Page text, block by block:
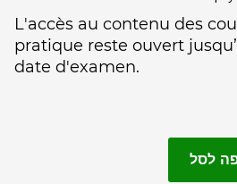
L'accès au contenu des
pratique reste ouvert
date d'examen.
לסל